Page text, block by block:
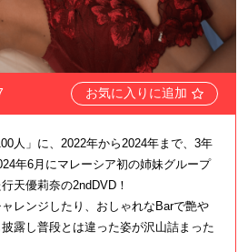
お気に入りに追加
人」に、2022年から2024年まで、3年
年6月にマレーシア初の姉妹グループ
天優莉奈の2ndDVD！
レンジしたり、おしゃれなBarで艶や
露し普段とは違った姿が沢山詰まった